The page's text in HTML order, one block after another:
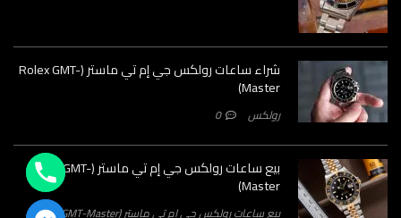
شراء ساعات رولكس جي إم تي ماستر (Rolex GMT-
Master)
رولكس 0
بيع ساعات رولكس جي إم تي ماستر (Rolex GMT-
Master)
بيع ساعات رولكس جي إم تي ماستر (Rolex GMT-Master)